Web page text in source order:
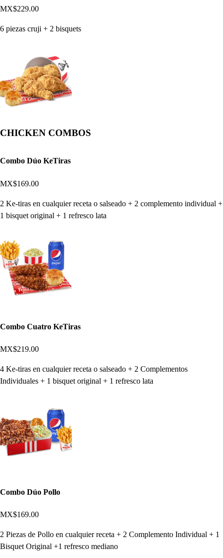
MX$229.00
6 piezas cruji + 2 bisquets
CHICKEN COMBOS
Combo Dúo KeTiras
MX$169.00
2 Ke-tiras en cualquier receta o salseado + 2 complemento individual +
1 bisquet original + 1 refresco lata
Combo Cuatro KeTiras
MX$219.00
4 Ke-tiras en cualquier receta o salseado + 2 Complementos
Individuales + 1 bisquet original + 1 refresco lata
Combo Dúo Pollo
MX$169.00
2 Piezas de Pollo en cualquier receta + 2 Complemento Individual + 1
Bisquet Original +1 refresco mediano